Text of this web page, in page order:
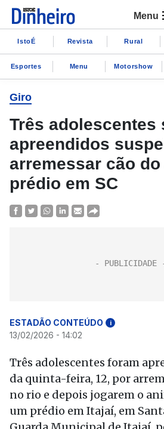
Menu
IstoÉ Revista Rural
Esportes Menu Motorshow
Giro
Três adolescentes
apreendidos
arremessar cão
prédio em SC
ESTADÃO CONTEÚDO i
13/02/2026 - 14:02
Três adolescentes foram
da quinta-feira, 12, por
no rio e depois jogarem o
um prédio em Itajaí, em